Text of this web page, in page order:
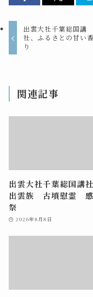
出雲大社千葉総国講
社、ふるさとの甘い香
り
関連記事
出雲大社千葉総国講
出雲族 古墳慰霊
祭
2026年8月8日